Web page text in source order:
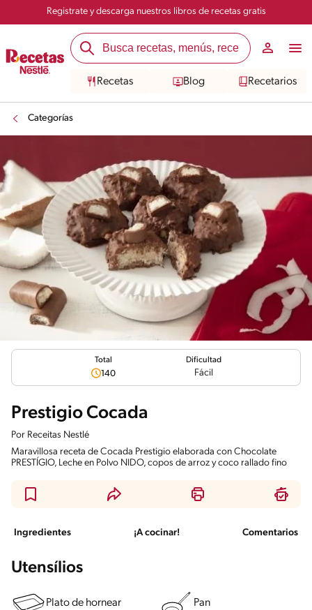
Registrate y descarga nuestros libros de recetas gratis
Recetas Blog Recetarios
Categorías
Total
140
Dificultad
Fácil
Prestigio Cocada
Por Receitas Nestlé
Maravillosa receta de Cocada Prestigio elaborada con Chocolate
PRESTÍGIO, Leche en Polvo NIDO, copos de arroz y coco rallado fino
Ingredientes ¡A cocinar! Comentarios
Utensílios
Plato de hornear Pan